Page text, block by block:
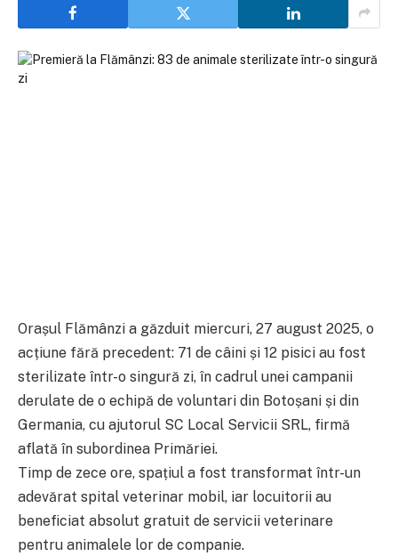
Orașul Flămânzi a găzduit miercuri, 27 august 2025, o
acțiune fără precedent: 71 de câini și 12 pisici au fost
sterilizate într-o singură zi, în cadrul unei campanii
derulate de o echipă de voluntari din Botoșani și din
Germania, cu ajutorul SC Local Servicii SRL, firmă
aflată în subordinea Primăriei.
Timp de zece ore, spațiul a fost transformat într-un
adevărat spital veterinar mobil, iar locuitorii au
beneficiat absolut gratuit de servicii veterinare
pentru animalele lor de companie.